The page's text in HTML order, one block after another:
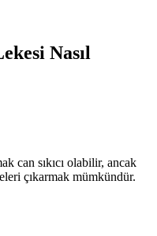
Nasıl
can sıkıcı olabilir, ancak
çıkarmak mümkündür.